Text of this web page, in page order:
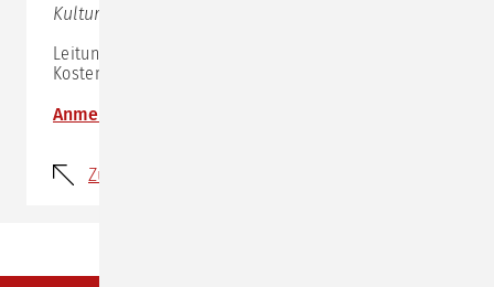
Kulturelle Unterschiede verstehen.
Leitung:
Kosten: 315,- € zzgl. MwSt.
Anmeldung
Zurück